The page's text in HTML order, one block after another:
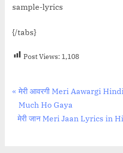
sample-lyrics
{/tabs}
Post Views: 1,108
Post
navigation
P
r
e
मेरी आवरगी Meri Aawargi
Much Ho Gaya
N
मेरी जान Meri Jaan Lyrics in